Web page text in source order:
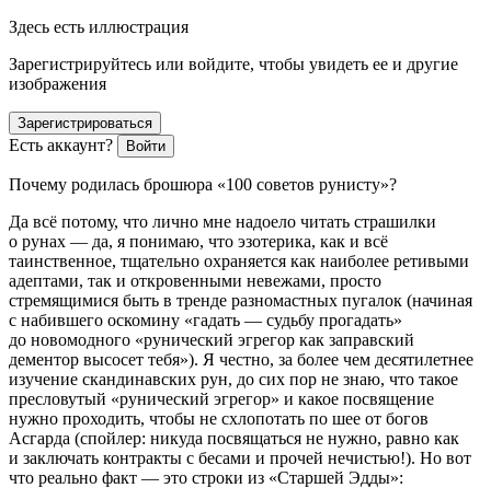
Здесь есть иллюстрация
Зарегистрируйтесь или войдите, чтобы увидеть ее и другие
изображения
Зарегистрироваться
Есть аккаунт? Войти
Почему родилась брошюра «100 советов рунисту»?
Да всё потому, что лично мне надоело читать страшилки
о рунах — да, я понимаю, что эзотерика, как и всё
таинственное, тщательно охраняется как наиболее ретивыми
адептами, так и откровенными невежами, просто
стремящимися быть в тренде разномастных пугалок (начиная
с набившего оскомину «гадать — судьбу прогадать»
до новомодного «рунический эгрегор как заправский
дементор высосет тебя»). Я честно, за более чем десятилетнее
изучение скандинавских рун, до сих пор не знаю, что такое
пресловутый «рунический эгрегор» и какое посвящение
нужно проходить, чтобы не схлопотать по шее от богов
Асгарда (спойлер: никуда посвящаться не нужно, равно как
и заключать контракты с бесами и прочей нечистью!). Но вот
что реально факт — это строки из «Старшей Эдды»: